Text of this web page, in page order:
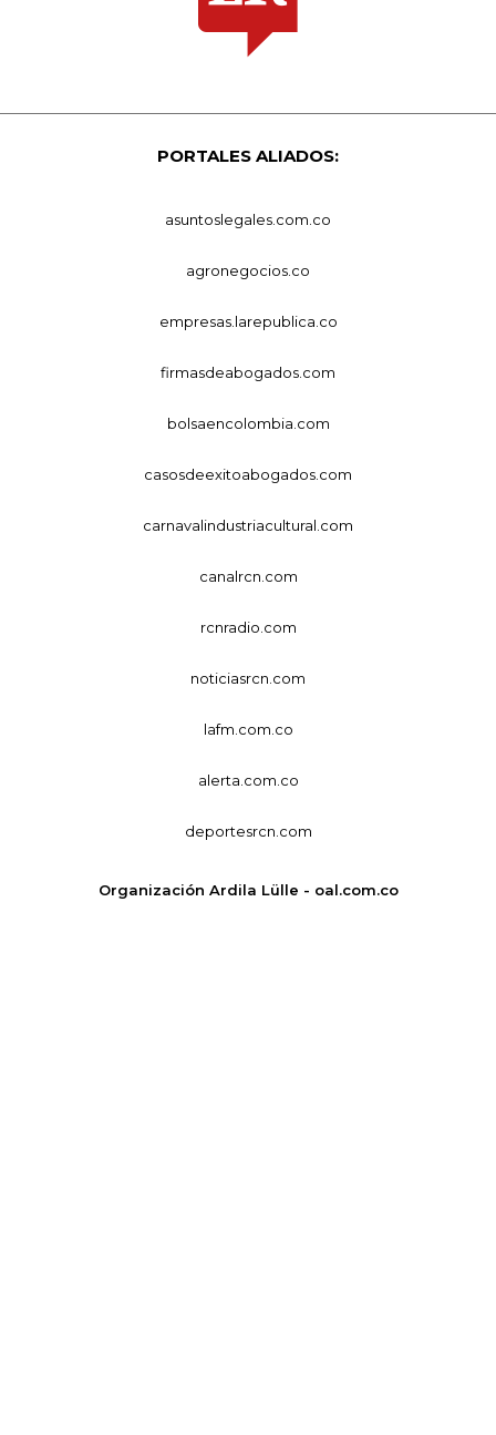
PORTALES ALIADOS:
asuntoslegales.com.co
agronegocios.co
empresas.larepublica.co
firmasdeabogados.com
bolsaencolombia.com
casosdeexitoabogados.com
carnavalindustriacultural.com
canalrcn.com
rcnradio.com
noticiasrcn.com
lafm.com.co
alerta.com.co
deportesrcn.com
Organización Ardila Lülle - oal.com.co